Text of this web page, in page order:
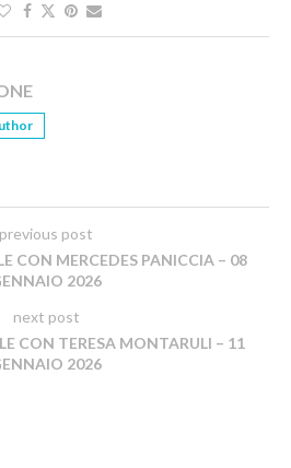
previous post
CON MERCEDES PANICCIA – 08
2026
next post
CON TERESA MONTARULI – 11
2026